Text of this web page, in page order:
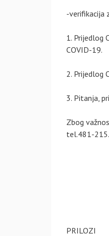
-verifikacija
1. Prijedlog
COVID-19.
2. Prijedlog
3. Pitanja,
Zbog
tel.481-215.
PRILOZI